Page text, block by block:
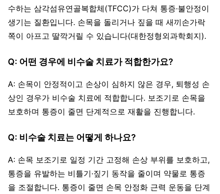
수하는 삼각섬유연골복합체(TFCC)가 다쳐 통증·불안정이
생기는 질환입니다. 손목을 돌리거나 짚을 때 새끼손가락
쪽이 아프고 딸깍거릴 수 있습니다(대한정형외과학회지).
Q: 어떤 경우에 비수술 치료가 적합한가요?
A: 손목이 안정적이고 손상이 심하지 않은 경우, 퇴행성 손
상인 경우가 비수술 치료에 적합합니다. 보조기로 손목을
보호하며 통증이 줄면 단계적으로 재활을 진행합니다.
Q: 비수술 치료는 어떻게 하나요?
A: 손목 보조기로 일정 기간 고정해 손상 부위를 보호하고,
통증을 유발하는 비틀기·짚기 동작을 줄이며 약물로 통증
을 조절합니다. 통증이 줄면 손목 안정화 근력 운동을 단계